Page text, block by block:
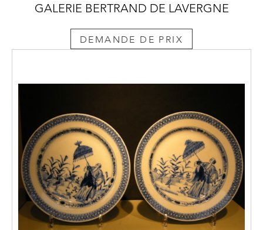
GALERIE BERTRAND DE LAVERGNE
DEMANDE DE PRIX